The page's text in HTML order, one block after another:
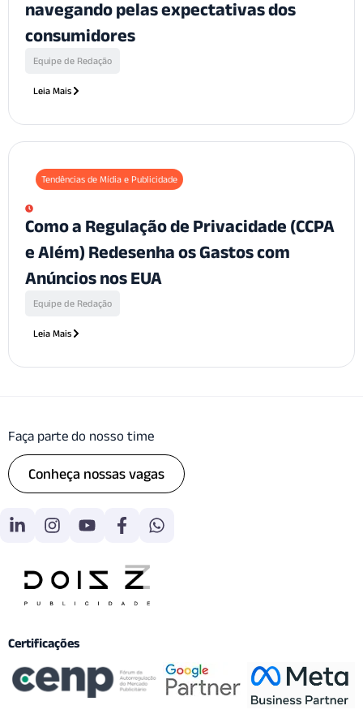
navegando pelas expectativas dos
consumidores
Equipe de Redação
Leia Mais
Tendências de Mídia e Publicidade
Como a Regulação de Privacidade (CCPA
e Além) Redesenha os Gastos com
Anúncios nos EUA
Equipe de Redação
Leia Mais
Faça parte do nosso time
Conheça nossas vagas
Certificações